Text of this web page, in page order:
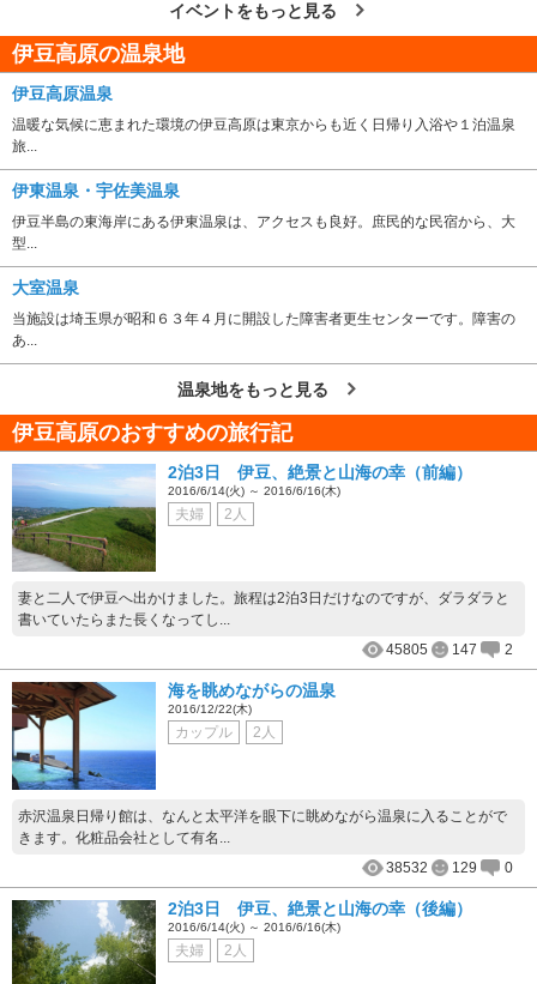
イベントをもっと見る
伊豆高原の温泉地
伊豆高原温泉
温暖な気候に恵まれた環境の伊豆高原は東京からも近く日帰り入浴や１泊温泉
旅...
伊東温泉・宇佐美温泉
伊豆半島の東海岸にある伊東温泉は、アクセスも良好。庶民的な民宿から、大
型...
大室温泉
当施設は埼玉県が昭和６３年４月に開設した障害者更生センターです。障害の
あ...
温泉地をもっと見る
伊豆高原のおすすめの旅行記
2泊3日 伊豆、絶景と山海の幸（前編）
2016/6/14(火) ～ 2016/6/16(木)
夫婦 2人
妻と二人で伊豆へ出かけました。旅程は2泊3日だけなのですが、ダラダラと
書いていたらまた長くなってし...
45805
147 2
海を眺めながらの温泉
2016/12/22(木)
カップル 2人
赤沢温泉日帰り館は、なんと太平洋を眼下に眺めながら温泉に入ることがで
きます。化粧品会社として有名...
38532
129 0
2泊3日 伊豆、絶景と山海の幸（後編）
2016/6/14(火) ～ 2016/6/16(木)
夫婦 2人